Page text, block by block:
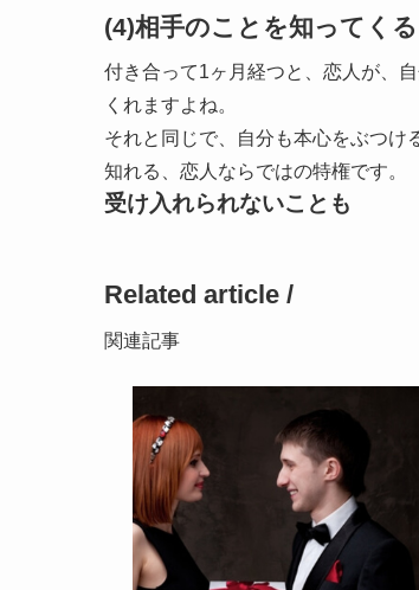
(4)相手のことを知ってくる
付き合って1ヶ月経つと、恋人が、
くれますよね。
それと同じで、自分も本心をぶつけ
知れる、恋人ならではの特権です。
受け入れられないことも
Related article /
関連記事